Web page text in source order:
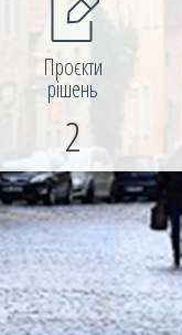
Проєкти
рішень
2